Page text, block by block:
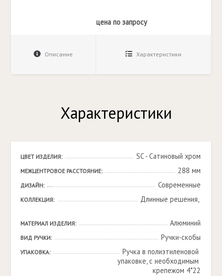
цена по запросу
Описание Характеристики
Характеристики
ЦВЕТ ИЗДЕЛИЯ: SC - Сатиновый хром
МЕЖЦЕНТРОВОЕ РАССТОЯНИЕ: 288 мм
ДИЗАЙН: Современные
КОЛЛЕКЦИЯ: Длинные решения,
МАТЕРИАЛ ИЗДЕЛИЯ: Алюминий
ВИД РУЧКИ: Ручки-скобы
УПАКОВКА:
Ручка в полиэтиленовой
упаковке, с необходимым
крепежом 4*22